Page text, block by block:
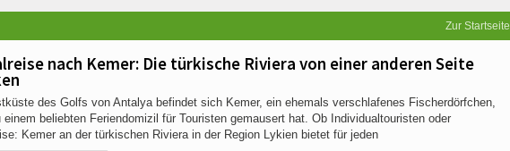
Zur Startseite
nach Kemer: Die türkische Riviera von einer anderen Seite
des Golfs von Antalya befindet sich Kemer, ein ehemals verschlafenes Fischerdörfchen,
beliebten Feriendomizil für Touristen gemausert hat. Ob Individualtouristen oder
Kemer an der türkischen Riviera in der Region Lykien bietet für jeden